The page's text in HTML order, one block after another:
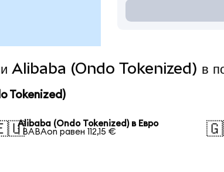
Alibaba (Ondo Tokenized) в
Tokenized)
Alibaba (Ondo Tokenized) в Евро
1 BABAon равен 112,15 €